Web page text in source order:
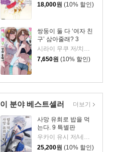
18,000원 (10% 할인)
쌍둥이 둘 다 ‘여자 친
구’ 삼아줄래? 3
시라이 무쿠 저/치구사 미노리 그림/정대식 역
7,650원 (10% 할인)
이 분야 베스트셀러
사망 유희로 밥을 먹
는다. 9 특별판
25,200원 (10% 할인)
더보기